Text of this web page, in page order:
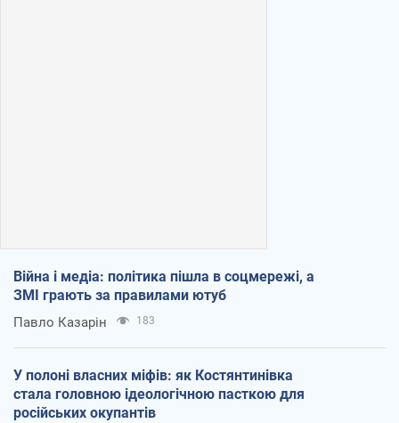
Війна і медіа: політика пішла в соцмережі, а
ЗМІ грають за правилами ютуб
Павло Казарін 183
У полоні власних міфів: як Костянтинівка
стала головною ідеологічною пасткою для
російських окупантів